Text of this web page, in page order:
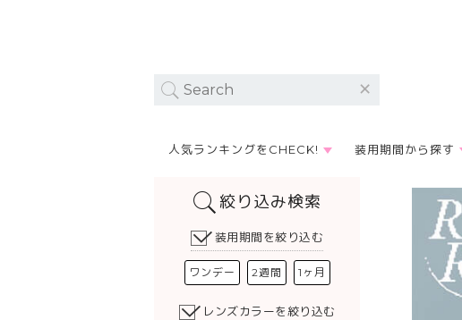
人気ランキングをCHECK! 装用期間から探す
絞り込み検索
装用期間を絞り込む
ワンデー 2週間 1ヶ月
レンズカラーを絞り込む